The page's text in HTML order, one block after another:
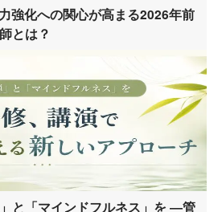
強化への関心が高まる2026年前
とは？
と「マインドフルネス」を ―管